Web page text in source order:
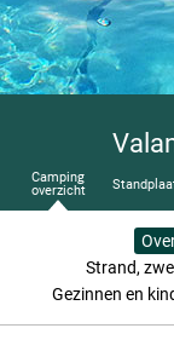
Camping
overzicht
Strand,
Gezinnen en